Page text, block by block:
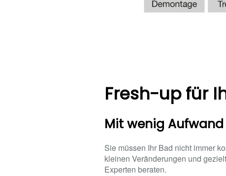
Fresh-up für
Mit wenig
Sie müssen Ihr Bad nicht immer
kleinen Veränderungen und
Experten beraten.